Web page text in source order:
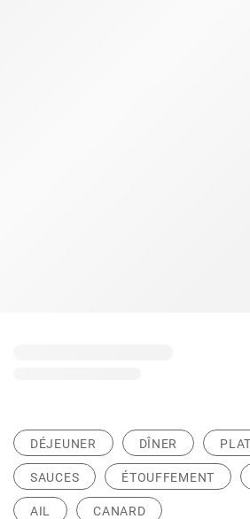
DÉJEUNER DÎNER
SAUCES ÉTOUFFEMENT
AIL CANARD